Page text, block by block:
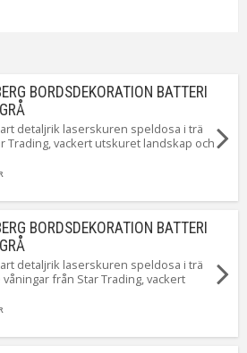
Star Trading AB
BORDSDEKORATION BATTERI
detaljrik laserskuren speldosa i trä
Trading, vackert utskuret landskap och
sakta runt husen. Vrid på vredet
melodi. Dekorera till advent och jul,
den perfekta julkänslan.
BORDSDEKORATION BATTERI
detaljrik laserskuren speldosa i trä
från Star Trading, vackert
är påslagen. Vrid på basen på
samtidigt som den roterar.